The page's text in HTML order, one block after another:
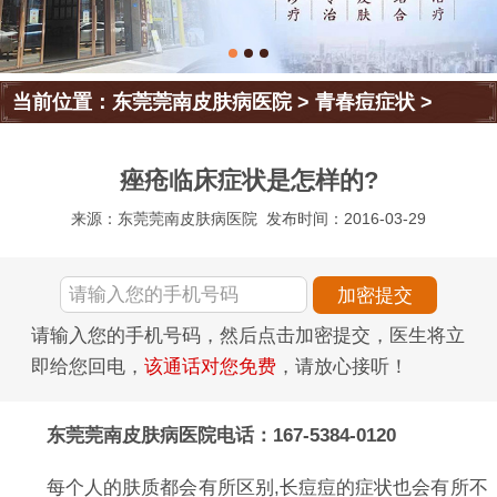
当前位置：东莞莞南皮肤病医院>青春痘症状 >
痤疮临床症状是怎样的?
来源：东莞莞南皮肤病医院 发布时间：2016-03-29
请输入您的手机号码，然后点击加密提交，医生将立
即给您回电， 该通话对您免费 ，请放心接听！
东莞莞南皮肤病医院电话：167-5384-0120
每个人的肤质都会有所区别,长痘痘的症状也会有所不